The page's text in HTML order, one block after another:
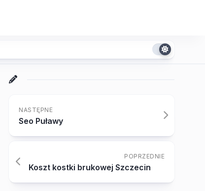
NASTĘPNE
Seo Puławy
POPRZEDNIE
Koszt kostki brukowej Szczecin